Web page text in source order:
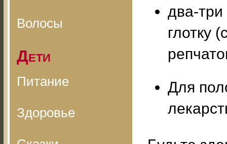
Волосы
Дети
Питание
Здоровье
два-
глотку
Для